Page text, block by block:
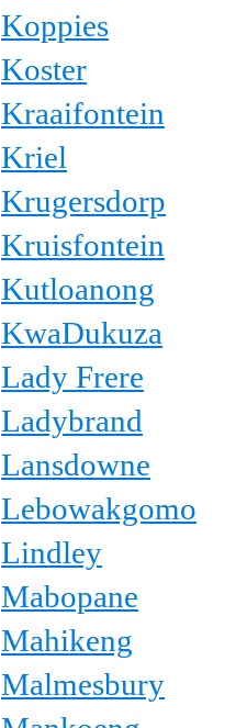
Koppies
Koster
Kraaifontein
Kriel
Krugersdorp
Kruisfontein
Kutloanong
KwaDukuza
Lady Frere
Ladybrand
Lansdowne
Lebowakgomo
Lindley
Mabopane
Mahikeng
Malmesbury